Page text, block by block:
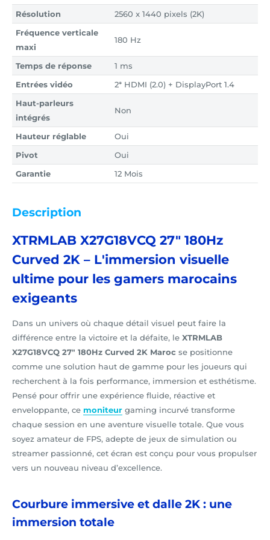
Résolution
2560 x 1440 pixels (2K)
Fréquence verticale
maxi
180 Hz
Temps de réponse
1 ms
Entrées vidéo
2* HDMI (2.0) + DisplayPort 1.4
Haut-parleurs
intégrés
Non
Hauteur réglable
Oui
Pivot
Oui
Garantie
12 Mois
Description
XTRMLAB X27G18VCQ 27" 180Hz
Curved 2K – L'immersion visuelle
ultime pour les gamers marocains
exigeants
Dans un univers où chaque détail visuel peut faire la
différence entre la victoire et la défaite, le XTRMLAB
X27G18VCQ 27" 180Hz Curved 2K Maroc se positionne
comme une solution haut de gamme pour les joueurs qui
recherchent à la fois performance, immersion et esthétisme.
Pensé pour offrir une expérience fluide, réactive et
enveloppante, ce moniteur gaming incurvé transforme
chaque session en une aventure visuelle totale. Que vous
soyez amateur de FPS, adepte de jeux de simulation ou
streamer passionné, cet écran est conçu pour vous propulser
vers un nouveau niveau d’excellence.
Courbure immersive et dalle 2K : une
immersion totale